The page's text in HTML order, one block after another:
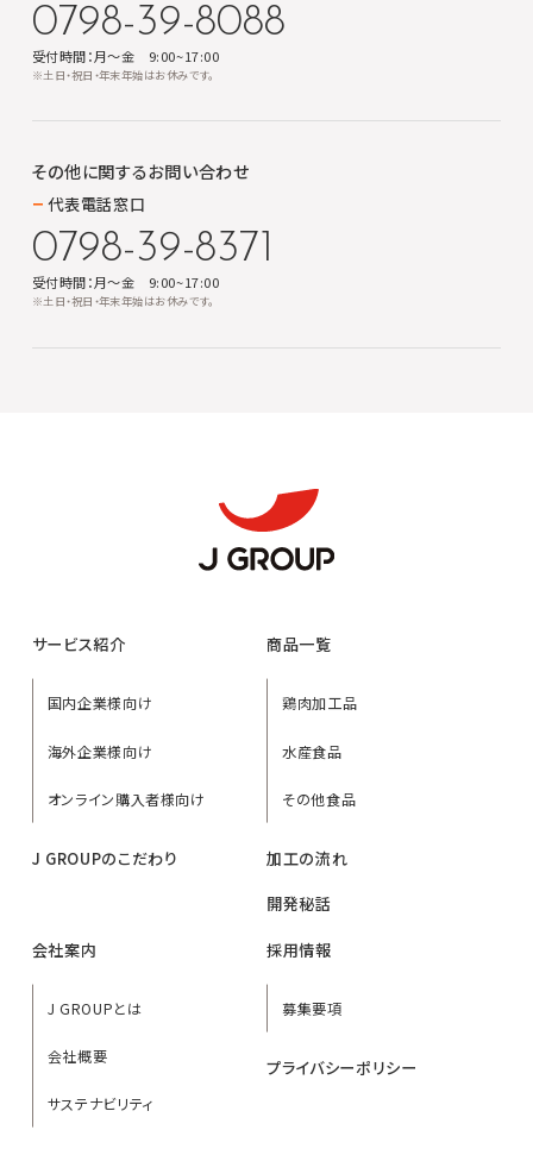
0798-39-8088
受付時間：月～金 9:00~17:00
※土日・祝日・年末年始はお休みです。
その他に関するお問い合わせ
代表電話窓口
0798-39-8371
受付時間：月～金 9:00~17:00
※土日・祝日・年末年始はお休みです。
サービス紹介
国内企業様向け
海外企業様向け
オンライン購入者様向け
J GROUPのこだわり
商品一覧
鶏肉加工品
水産食品
その他食品
加工の流れ
開発秘話
会社案内
J GROUPとは
会社概要
サステナビリティ
採用情報
募集要項
プライバシーポリシー